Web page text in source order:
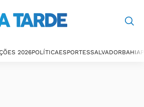
2026POLÍTICAESPORTESSALVADORBAHIA